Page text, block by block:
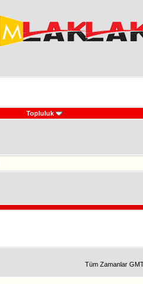
Topluluk
Tüm Zamanlar